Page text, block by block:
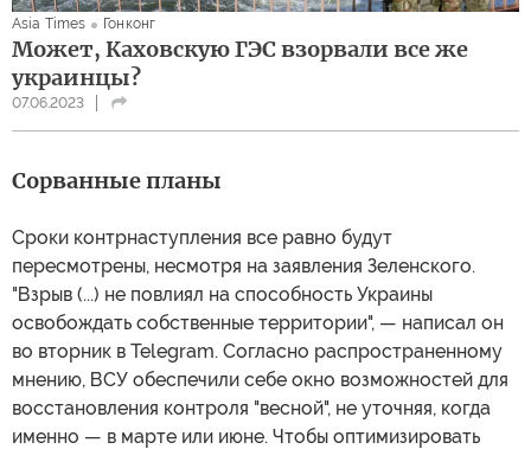
Asia Times Гонконг
Может, Каховскую ГЭС взорвали все же
украинцы?
07.06.2023
Сорванные планы
Сроки контрнаступления все равно будут
пересмотрены, несмотря на заявления Зеленского.
"Взрыв (...) не повлиял на способность Украины
освобождать собственные территории", — написал он
во вторник в Telegram. Согласно распространенному
мнению, ВСУ обеспечили себе окно возможностей для
восстановления контроля "весной", не уточняя, когда
именно — в марте или июне. Чтобы оптимизировать